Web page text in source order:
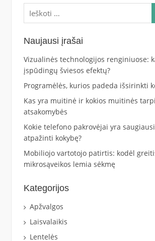
Ieškoti:
Naujausi įrašai
Vizualinės technologijos renginiuose:
įspūdingų šviesos efektų?
Programėlės, kurios padeda išsirinkti
Kas yra muitinė ir kokios muitinės
atsakomybės
Kokie telefono pakrovėjai yra
atpažinti kokybę?
Mobiliojo vartotojo patirtis: kodėl
mikrosąveikos lemia sėkmę
Kategorijos
Apžvalgos
Laisvalaikis
Lentelės